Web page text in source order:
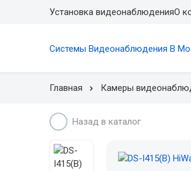
Установка видеонаблюденияО
Системы Видеонаблюдения В
Главная Камеры
Назад в каталог